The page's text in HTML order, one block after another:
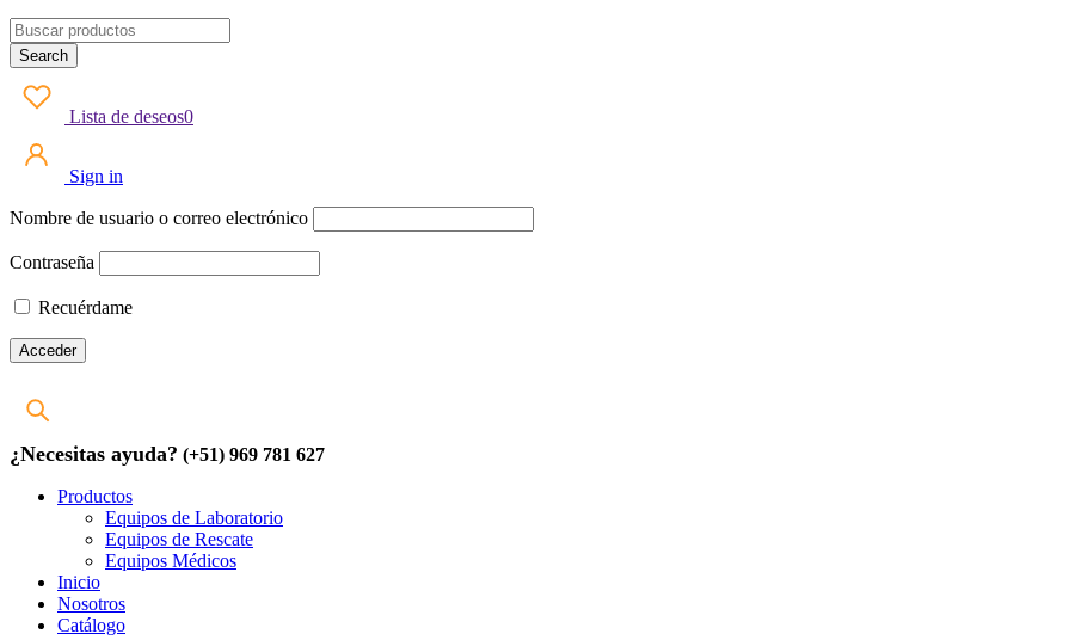
Lista de deseos0
Sign in
Nombre de usuario o correo electrónico
Contraseña
Recuérdame
¿Necesitas ayuda? (+51) 969 781 627
Productos
Equipos de Laboratorio
Equipos de Rescate
Equipos Médicos
Inicio
Nosotros
Catálogo